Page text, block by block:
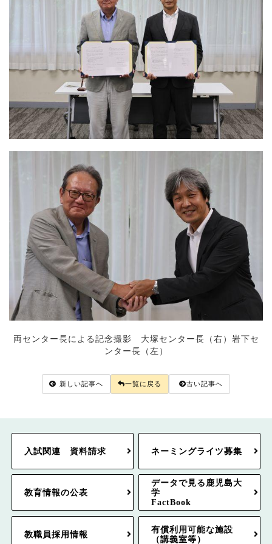
両センター長による記念撮影 大塚センター長（右）岩下セ
ンター長（左）
新しい記事へ 一覧に戻る 古い記事へ
入試関連 資料請求 ネーミングライツ募集
教育情報の公表
データで見る鹿児島大
学
FactBook
教職員採用情報
有償利用可能な施設
（講義室等）